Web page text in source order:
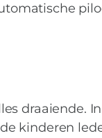
draaiende.
kinderen